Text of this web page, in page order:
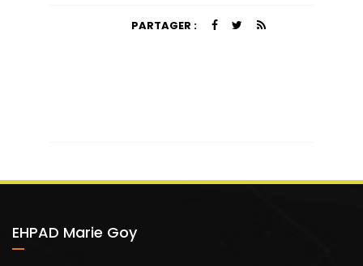
PARTAGER :
EHPAD Marie Goy